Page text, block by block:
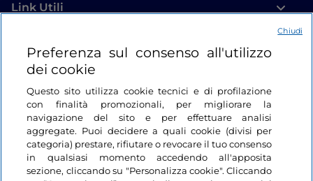
Link Utili
Login
Restiamo in contatto
Preferenza sul consenso all'utilizzo
dei cookie
Questo sito utilizza cookie tecnici e di profilazione
con finalità promozionali, per migliorare la
navigazione del sito e per effettuare analisi
aggregate. Puoi decidere a quali cookie (divisi per
categoria) prestare, rifiutare o revocare il tuo consenso
in qualsiasi momento accedendo all'apposita
sezione, cliccando su "Personalizza cookie". Cliccando
Chiudi